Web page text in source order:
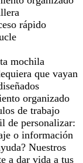
rápido
mochila
que vayan
organizado
de trabajo
de personalizar:
o información
Nuestros
a dar vida a tus